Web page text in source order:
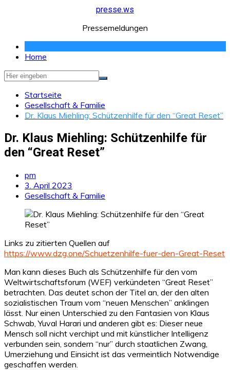
presse.ws
Pressemeldungen
Home
Startseite
Gesellschaft & Familie
Dr. Klaus Miehling: Schützenhilfe für den “Great Reset”
Dr. Klaus Miehling: Schützenhilfe für
den “Great Reset”
pm
3. April 2023
Gesellschaft & Familie
Links zu zitierten Quellen auf
https://www.dzg.one/Schuetzenhilfe-fuer-den-Great-Reset
Man kann dieses Buch als Schützenhilfe für den vom
Weltwirtschaftsforum (WEF) verkündeten “Great Reset”
betrachten. Das deutet schon der Titel an, der den alten
sozialistischen Traum vom “neuen Menschen” anklingen
lässt. Nur einen Unterschied zu den Fantasien von Klaus
Schwab, Yuval Harari und anderen gibt es: Dieser neue
Mensch soll nicht verchipt und mit künstlicher Intelligenz
verbunden sein, sondern “nur” durch staatlichen Zwang,
Umerziehung und Einsicht ist das vermeintlich Notwendige
geschaffen werden.